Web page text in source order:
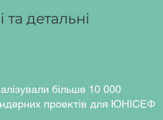
детальні
більше 10 000
проектів для ЮНІСЕФ